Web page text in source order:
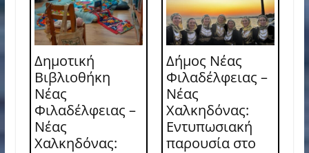
Δημοτική
Βιβλιοθήκη
Νέας
Φιλαδέλφειας –
Νέας
Χαλκηδόνας:
Δήμος Νέας
Φιλαδέλφειας –
Νέας
Χαλκηδόνας:
Εντυπωσιακή
παρουσία στο